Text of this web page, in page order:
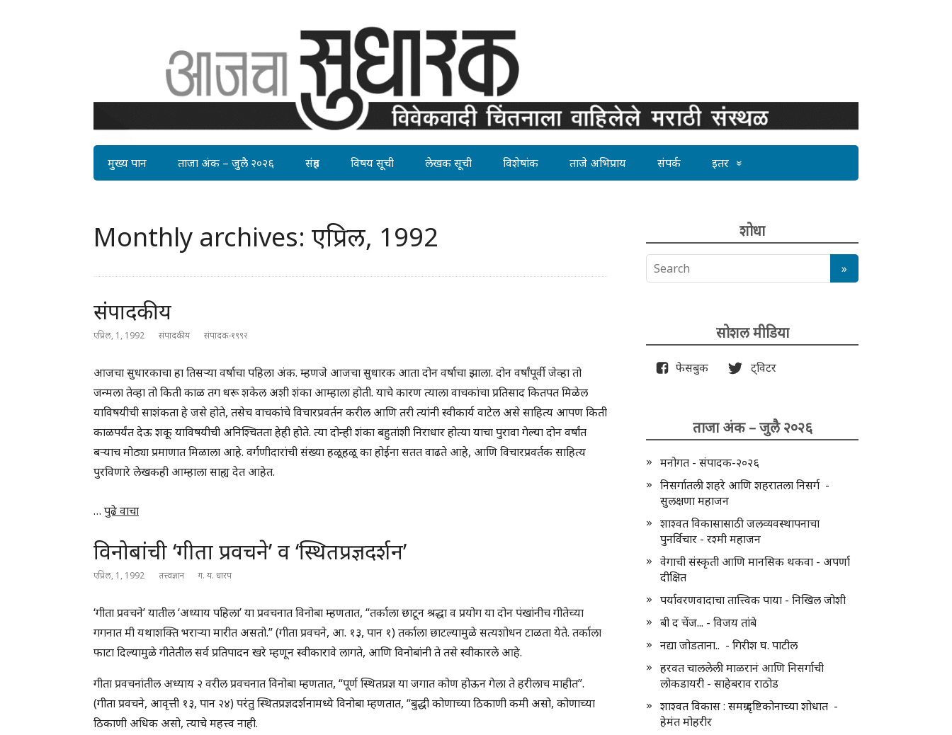
मुख्य पान ताजा अंक – जुलै २०२६ संग्रह विषय सूची लेखक सूची विशेषांक ताजे अभिप्राय संपर्क इतर
Monthly archives: एप्रिल, 1992
संपादकीय
एप्रिल, 1, 1992 संपादकीय संपादक-१९९२
आजचा सुधारकाचा हा तिसर्‍या वर्षाचा पहिला अंक. म्हणजे आजचा सुधारक आता दोन वर्षाचा झाला. दोन वर्षांपूर्वी जेव्हा तो
जन्मला तेव्हा तो किती काळ तग धरू शकेल अशी शंका आम्हाला होती. याचे कारण त्याला वाचकांचा प्रतिसाद कितपत मिळेल
याविषयीची साशंकता हे जसे होते, तसेच वाचकांचे विचारप्रवर्तन करील आणि तरी त्यांनी स्वीकार्य वाटेल असे साहित्य आपण किती
काळपर्यंत देऊ शकू याविषयीची अनिश्चितता हेही होते. त्या दोन्ही शंका बहुतांशी निराधार होत्या याचा पुरावा गेल्या दोन वर्षांत
बर्‍याच मोठ्या प्रमाणात मिळाला आहे. वर्गणीदारांची संख्या हळूहळू का होईना सतत वाढते आहे, आणि विचारप्रवर्तक साहित्य
पुरविणारे लेखकही आम्हाला साह्य देत आहेत.
… पुढे वाचा
विनोबांची ‘गीता प्रवचने’ व ‘स्थितप्रज्ञदर्शन’
एप्रिल, 1, 1992 तत्त्वज्ञान ग. य. धारप
‘गीता प्रवचने’ यातील ‘अध्याय पहिला’ या प्रवचनात विनोबा म्हणतात, “तर्काला छाटून श्रद्धा व प्रयोग या दोन पंखांनीच गीतेच्या
गगनात मी यथाशक्ति भराऱ्या मारीत असतो.” (गीता प्रवचने, आ. १३, पान १) तर्काला छाटल्यामुळे सत्यशोधन टाळता येते. तर्काला
फाटा दिल्यामुळे गीतेतील सर्व प्रतिपादन खरे म्हणून स्वीकारावे लागते, आणि विनोबांनी ते तसे स्वीकारले आहे.
गीता प्रवचनांतील अध्याय २ वरील प्रवचनात विनोबा म्हणतात, “पूर्ण स्थितप्रज्ञ या जगात कोण होऊन गेला ते हरीलाच माहीत”.
(गीता प्रवचने, आवृत्ती १३, पान २४) परंतु स्थितप्रज्ञदर्शनामध्ये विनोबा म्हणतात, “बुद्धी कोणाच्या ठिकाणी कमी असो, कोणाच्या
ठिकाणी अधिक असो, त्याचे महत्त्व नाही.
शोधा
सोशल मीडिया
फेसबुक ट्विटर
ताजा अंक – जुलै २०२६
मनोगत - संपादक-२०२६
निसर्गातली शहरे आणि शहरातला निसर्ग -
सुलक्षणा महाजन
शाश्वत विकासासाठी जलव्यवस्थापनाचा
पुनर्विचार - रश्मी महाजन
वेगाची संस्कृती आणि मानसिक थकवा - अपर्णा
दीक्षित
पर्यावरणवादाचा तात्त्विक पाया - निखिल जोशी
बी द चेंज... - विजय तांबे
नद्या जोडताना.. - गिरीश घ. पाटील
हरवत चाललेली माळरानं आणि निसर्गाची
लोकडायरी - साहेबराव राठोड
शाश्वत विकास : समग्र दृष्टिकोनाच्या शोधात -
हेमंत मोहरीर